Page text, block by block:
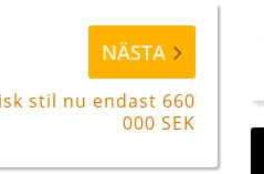
Nästa
inlägg
NÄSTA
stil nu endast 660
000 SEK